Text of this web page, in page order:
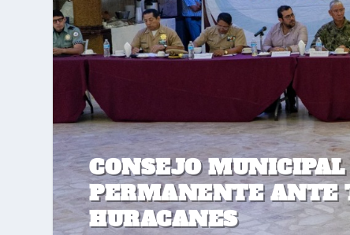
CONSEJO
PERMANENTE ANTE
HURACANES